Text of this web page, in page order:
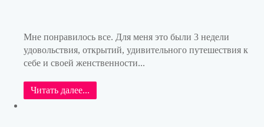
Мне понравилось все. Для меня это были 3 недели
удовольствия, открытий, удивительного путешествия к
себе и своей женственности...
Читать далее...